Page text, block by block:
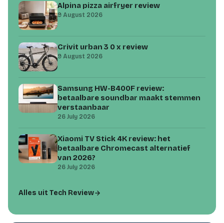
Alpina pizza airfryer review
9 August 2026
Crivit urban 3 0 x review
9 August 2026
Samsung HW-B400F review:
betaalbare soundbar maakt stemmen
verstaanbaar
26 July 2026
Xiaomi TV Stick 4K review: het
betaalbare Chromecast alternatief
van 2026?
26 July 2026
Alles uit Tech Review